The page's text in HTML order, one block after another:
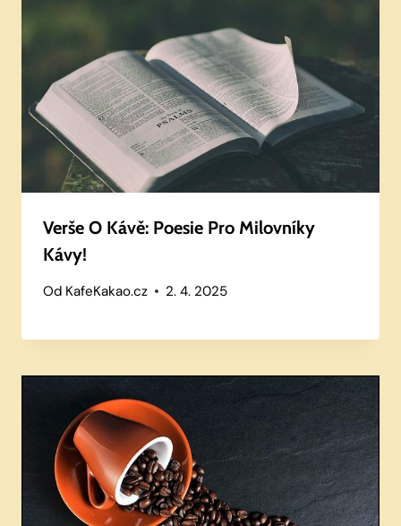
Verše O Kávě: Poesie Pro Milovníky
Kávy!
Od KafeKakao.cz 2. 4. 2025